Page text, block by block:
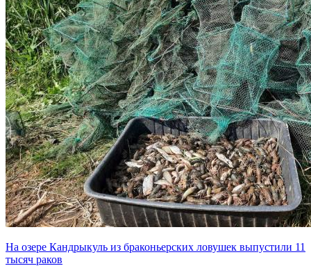
На озере Кандрыкуль из браконьерских ловушек выпустили 11
тысяч раков